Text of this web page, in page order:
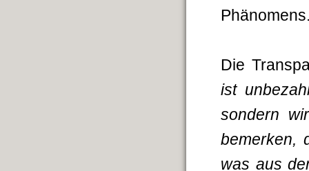
Die
ist
sondern
bemerken,
was aus